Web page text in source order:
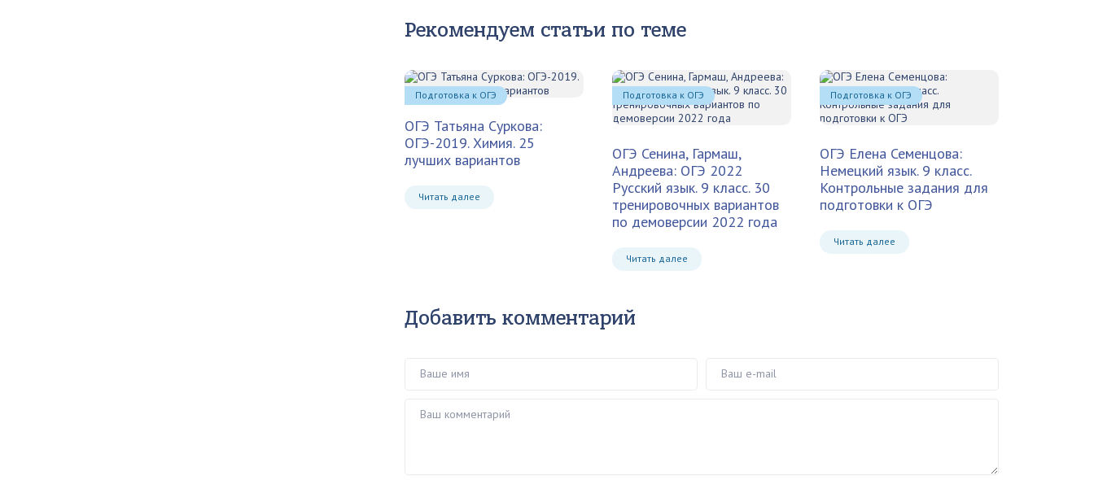
Рекомендуем статьи по теме
ОГЭ Татьяна Суркова:
ОГЭ-2019. Химия. 25
лучших вариантов
Читать далее
Подготовка к ОГЭ
ОГЭ Сенина, Гармаш,
Андреева: ОГЭ 2022
Русский язык. 9 класс. 30
тренировочных вариантов
по демоверсии 2022 года
Читать далее
Подготовка к ОГЭ
ОГЭ Елена Семенцова:
Немецкий язык. 9 класс.
Контрольные задания для
подготовки к ОГЭ
Читать далее
Подготовка к ОГЭ
Добавить комментарий